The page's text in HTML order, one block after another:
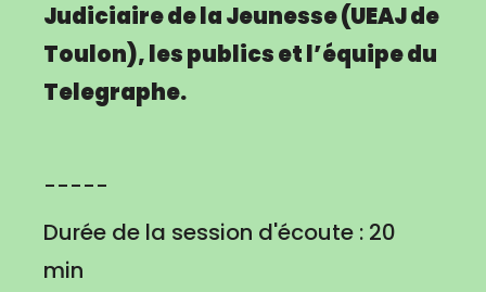
Judiciaire de la Jeunesse (UEAJ de
Toulon), les publics et l’équipe du
Telegraphe.
-----
Durée de la session d'écoute : 20
min